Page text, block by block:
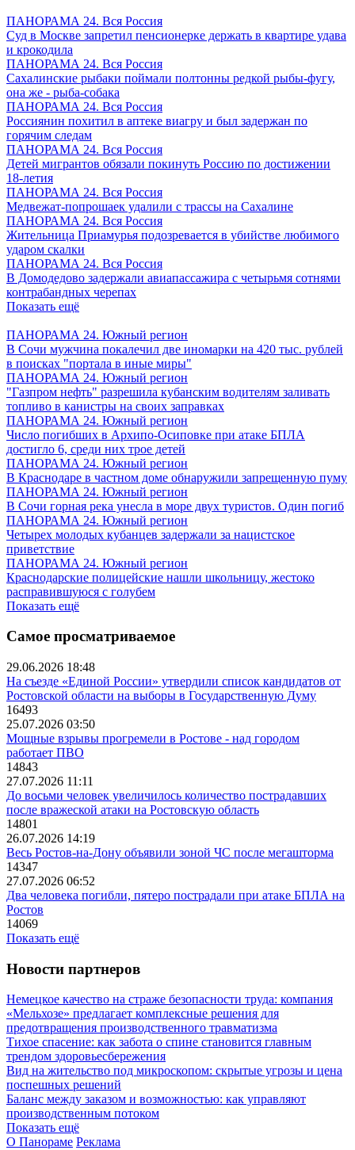
ПАНОРАМА 24. Вся Россия
Суд в Москве запретил пенсионерке держать в квартире удава
и крокодила
ПАНОРАМА 24. Вся Россия
Сахалинские рыбаки поймали полтонны редкой рыбы-фугу,
она же - рыба-собака
ПАНОРАМА 24. Вся Россия
Россиянин похитил в аптеке виагру и был задержан по
горячим следам
ПАНОРАМА 24. Вся Россия
Детей мигрантов обязали покинуть Россию по достижении
18-летия
ПАНОРАМА 24. Вся Россия
Медвежат-попрошаек удалили с трассы на Сахалине
ПАНОРАМА 24. Вся Россия
Жительница Приамурья подозревается в убийстве любимого
ударом скалки
ПАНОРАМА 24. Вся Россия
В Домодедово задержали авиапассажира с четырьмя сотнями
контрабандных черепах
Показать ещё
ПАНОРАМА 24. Южный регион
В Сочи мужчина покалечил две иномарки на 420 тыс. рублей
в поисках "портала в иные миры"
ПАНОРАМА 24. Южный регион
"Газпром нефть" разрешила кубанским водителям заливать
топливо в канистры на своих заправках
ПАНОРАМА 24. Южный регион
Число погибших в Архипо-Осиповке при атаке БПЛА
достигло 6, среди них трое детей
ПАНОРАМА 24. Южный регион
В Краснодаре в частном доме обнаружили запрещенную пуму
ПАНОРАМА 24. Южный регион
В Сочи горная река унесла в море двух туристов. Один погиб
ПАНОРАМА 24. Южный регион
Четырех молодых кубанцев задержали за нацистское
приветствие
ПАНОРАМА 24. Южный регион
Краснодарские полицейские нашли школьницу, жестоко
расправившуюся с голубем
Показать ещё
Самое просматриваемое
29.06.2026 18:48
На съезде «Единой России» утвердили список кандидатов от
Ростовской области на выборы в Государственную Думу
16493
25.07.2026 03:50
Мощные взрывы прогремели в Ростове - над городом
работает ПВО
14843
27.07.2026 11:11
До восьми человек увеличилось количество пострадавших
после вражеской атаки на Ростовскую область
14801
26.07.2026 14:19
Весь Ростов-на-Дону объявили зоной ЧС после мегашторма
14347
27.07.2026 06:52
Два человека погибли, пятеро пострадали при атаке БПЛА на
Ростов
14069
Показать ещё
Новости партнеров
Немецкое качество на страже безопасности труда: компания
«Мельхозе» предлагает комплексные решения для
предотвращения производственного травматизма
Тихое спасение: как забота о спине становится главным
трендом здоровьесбережения
Вид на жительство под микроскопом: скрытые угрозы и цена
поспешных решений
Баланс между заказом и возможностью: как управляют
производственным потоком
Показать ещё
О Панораме Реклама